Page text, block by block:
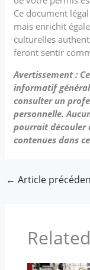
Ce document
mais enrichit
culturelles
feront sentir
Avertissement :
informatif
consulter un
personnelle.
pourrait découler
contenues dans
← Article